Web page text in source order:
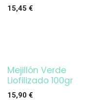
15,45 €
Mejillón Verde
Liofilizado 100gr
15,90 €